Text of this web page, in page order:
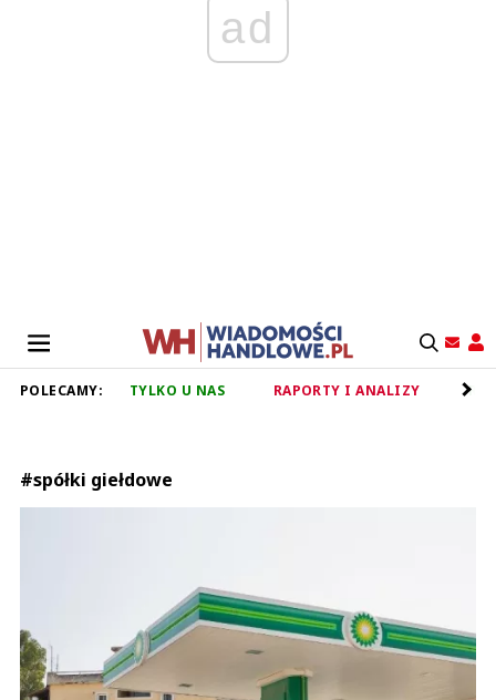
ad
POLECAMY: TYLKO U NAS RAPORTY I ANALIZY
#spółki giełdowe